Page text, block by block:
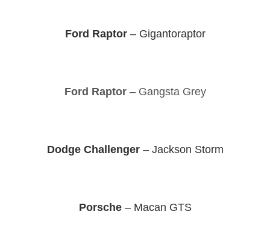
Ford Raptor – Gigantoraptor
Ford Raptor – Gangsta Grey
Dodge Challenger – Jackson Storm
Porsche– Macan GTS